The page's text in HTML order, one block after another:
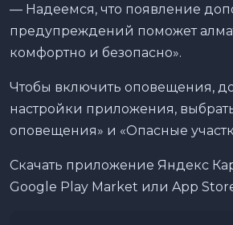
— Надеемся, что появление
предупреждений поможет
комфортно и безопасно».
Чтобы включить оповещения,
настройки приложения,
оповещения» и «Опасные
Скачать приложение Яндекс
Google Play Market или App